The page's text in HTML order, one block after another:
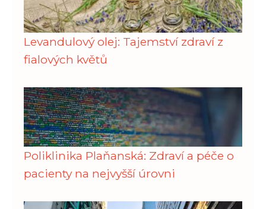
Levandulový olej: Tajemství zdraví z
fialových květů
Poliklinika Plaňanská: Zdraví a péče o
pacienty na nejvyšší úrovni